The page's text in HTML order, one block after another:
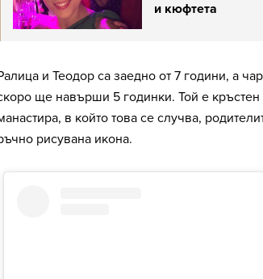
и кюфтета
и Теодор са заедно от 7 години, а
ще навърши 5 годинки. Той е
в който това се случва,
рисувана икона.